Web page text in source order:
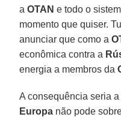
aOTAN e todo o
momento que quiser.
anunciar que como a
econômica contra a
energia a membros da
A consequência seria
Europa não pode